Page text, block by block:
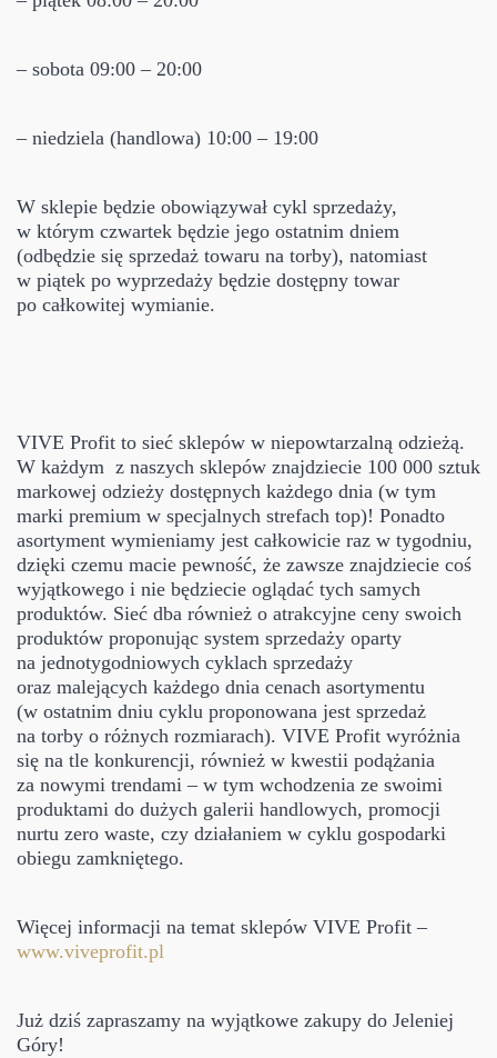
– sobota 09:00 – 20:00
– niedziela (handlowa) 10:00 – 19:00
W sklepie będzie obowiązywał cykl sprzedaży,
w którym czwartek będzie jego ostatnim dniem
(odbędzie się sprzedaż towaru na torby), natomiast
w piątek po wyprzedaży będzie dostępny towar
po całkowitej wymianie.
VIVE Profit to sieć sklepów w niepowtarzalną odzieżą.
W każdym z naszych sklepów znajdziecie 100 000 sztuk
markowej odzieży dostępnych każdego dnia (w tym
marki premium w specjalnych strefach top)! Ponadto
asortyment wymieniamy jest całkowicie raz w tygodniu,
dzięki czemu macie pewność, że zawsze znajdziecie coś
wyjątkowego i nie będziecie oglądać tych samych
produktów. Sieć dba również o atrakcyjne ceny swoich
produktów proponując system sprzedaży oparty
na jednotygodniowych cyklach sprzedaży
oraz malejących każdego dnia cenach asortymentu
(w ostatnim dniu cyklu proponowana jest sprzedaż
na torby o różnych rozmiarach). VIVE Profit wyróżnia
się na tle konkurencji, również w kwestii podążania
za nowymi trendami – w tym wchodzenia ze swoimi
produktami do dużych galerii handlowych, promocji
nurtu zero waste, czy działaniem w cyklu gospodarki
obiegu zamkniętego.
Więcej informacji na temat sklepów VIVE Profit –
www.viveprofit.pl
Już dziś zapraszamy na wyjątkowe zakupy do Jeleniej
Góry!